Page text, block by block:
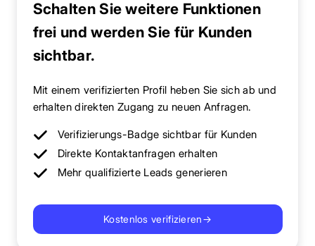
Schalten Sie weitere Funktionen
frei und werden Sie für Kunden
sichtbar.
Mit einem verifizierten Profil heben Sie sich ab und
erhalten direkten Zugang zu neuen Anfragen.
Verifizierungs-Badge sichtbar für Kunden
Direkte Kontaktanfragen erhalten
Mehr qualifizierte Leads generieren
Kostenlos verifizieren→